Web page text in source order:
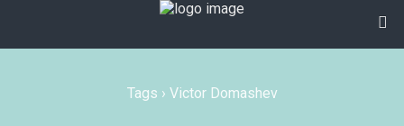
Tags › Victor Domashev